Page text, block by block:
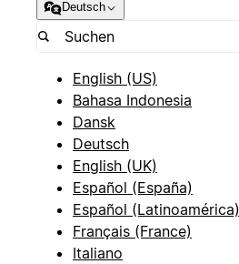
Deutsch
English (US)
Bahasa Indonesia
Dansk
Deutsch
English (UK)
Español (España)
Español (Latinoamérica)
Français (France)
Italiano